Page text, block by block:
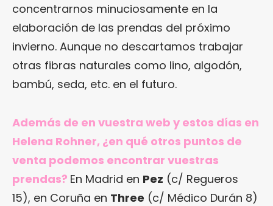
concentrarnos minuciosamente en la
elaboración de las prendas del próximo
invierno. Aunque no descartamos trabajar
otras fibras naturales como lino, algodón,
bambú, seda, etc. en el futuro.
Además de en vuestra web y estos días en
Helena Rohner, ¿en qué otros puntos de
venta podemos encontrar vuestras
prendas? En Madrid en Pez (c/ Regueros
15), en Coruña en Three (c/ Médico Durán 8)